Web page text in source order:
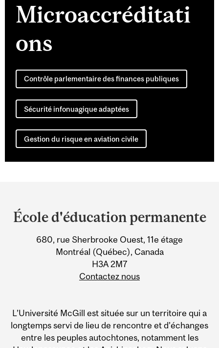
Microaccréditati
ons
Contrôle parlementaire des finances publiques
Sécurité infonuagique adaptées
Gestion du risque en aviation civile
and
Information
École d'éducation permanente
680, rue Sherbrooke Ouest, 11e étage
Montréal (Québec), Canada
H3A 2M7
Contactez nous
L’Université McGill est située sur un territoire qui a
longtemps servi de lieu de rencontre et d’échanges
entre les peuples autochtones, notamment les